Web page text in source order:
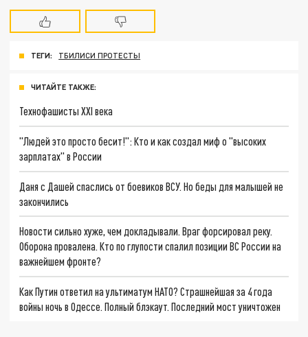
ТЕГИ: ТБИЛИСИ ПРОТЕСТЫ
ЧИТАЙТЕ ТАКЖЕ:
Технофашисты XXI века
"Людей это просто бесит!": Кто и как создал миф о "высоких
зарплатах" в России
Даня с Дашей спаслись от боевиков ВСУ. Но беды для малышей не
закончились
Новости сильно хуже, чем докладывали. Враг форсировал реку.
Оборона провалена. Кто по глупости спалил позиции ВС России на
важнейшем фронте?
Как Путин ответил на ультиматум НАТО? Страшнейшая за 4 года
войны ночь в Одессе. Полный блэкаут. Последний мост уничтожен